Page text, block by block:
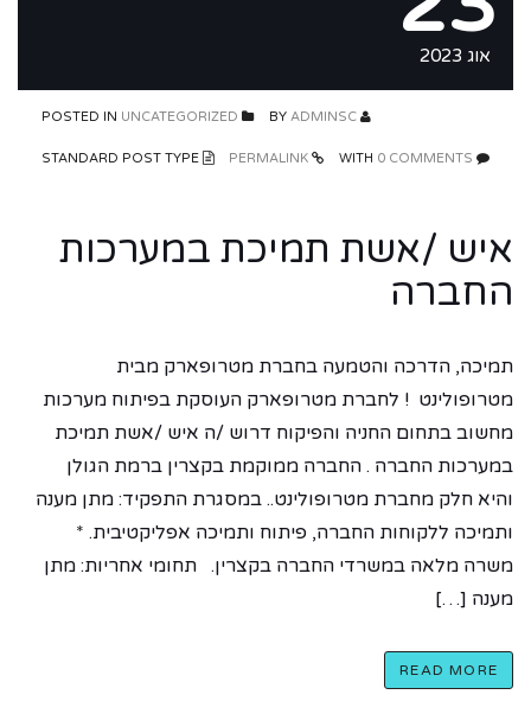
אוג 2023
ADMINSC
UNCATEGORIZED
0 COMMENTS
איש /אשת תמיכת במערכות
החברה
תמיכה, הדרכה והטמעה בחברת מטרופארק מבית
מטרופולינט ! לחברת מטרופארק העוסקת בפיתוח מערכות
מחשוב בתחום החניה והפיקוח דרוש /ה איש /אשת תמיכת
במערכות החברה . החברה ממוקמת בקצרין ברמת הגולן
והיא חלק מחברת מטרופולינט.. במסגרת התפקיד: מתן מענה
ותמיכה ללקוחות החברה, פיתוח ותמיכה אפליקטיבית. *
משרה מלאה במשרדי החברה בקצרין. תחומי אחריות: מתן
מענה […]
READ MORE